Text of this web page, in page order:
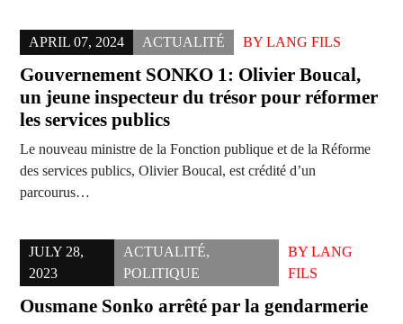
APRIL 07, 2024 ACTUALITÉ BY LANG FILS
Gouvernement SONKO 1: Olivier Boucal,
un jeune inspecteur du trésor pour réformer
les services publics
Le nouveau ministre de la Fonction publique et de la Réforme
des services publics, Olivier Boucal, est crédité d’un
parcourus…
JULY 28,
2023
ACTUALITÉ,
POLITIQUE
BYLANG
FILS
Ousmane Sonko arrêté par la gendarmerie